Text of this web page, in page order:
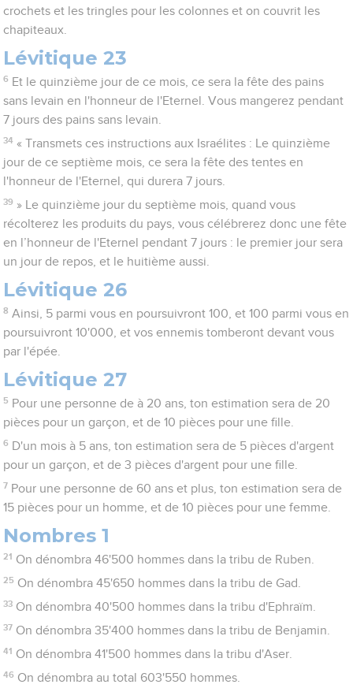
crochets et les tringles pour les colonnes et on couvrit les
chapiteaux.
Lévitique 23
6 Et le quinzième jour de ce mois, ce sera la fête des pains
sans levain en l'honneur de l'Eternel. Vous mangerez pendant
7 jours des pains sans levain.
34 « Transmets ces instructions aux Israélites : Le quinzième
jour de ce septième mois, ce sera la fête des tentes en
l'honneur de l'Eternel, qui durera 7 jours.
39 » Le quinzième jour du septième mois, quand vous
récolterez les produits du pays, vous célébrerez donc une fête
en l’honneur de l'Eternel pendant 7 jours : le premier jour sera
un jour de repos, et le huitième aussi.
Lévitique 26
8 Ainsi, 5 parmi vous en poursuivront 100, et 100 parmi vous en
poursuivront 10'000, et vos ennemis tomberont devant vous
par l'épée.
Lévitique 27
5 Pour une personne de à 20 ans, ton estimation sera de 20
pièces pour un garçon, et de 10 pièces pour une fille.
6 D'un mois à 5 ans, ton estimation sera de 5 pièces d'argent
pour un garçon, et de 3 pièces d'argent pour une fille.
7 Pour une personne de 60 ans et plus, ton estimation sera de
15 pièces pour un homme, et de 10 pièces pour une femme.
Nombres 1
21 On dénombra 46'500 hommes dans la tribu de Ruben.
25 On dénombra 45'650 hommes dans la tribu de Gad.
33 On dénombra 40'500 hommes dans la tribu d'Ephraïm.
37 On dénombra 35'400 hommes dans la tribu de Benjamin.
41 On dénombra 41'500 hommes dans la tribu d'Aser.
46 On dénombra au total 603'550 hommes.